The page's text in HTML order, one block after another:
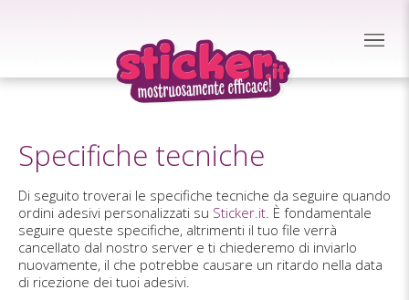
Specifiche tecniche
Di seguito troverai le specifiche tecniche da seguire quando
ordini adesivi personalizzati su Sticker.it. È fondamentale
seguire queste specifiche, altrimenti il tuo file verrà
cancellato dal nostro server e ti chiederemo di inviarlo
nuovamente, il che potrebbe causare un ritardo nella data
di ricezione dei tuoi adesivi.